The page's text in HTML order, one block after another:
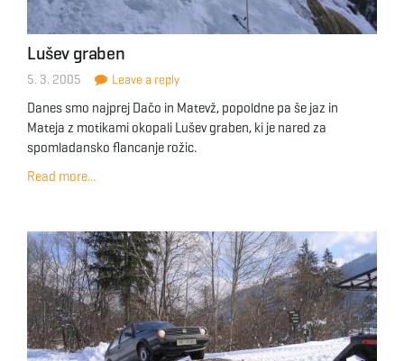
Lušev graben
5. 3. 2005 Leave a reply
Danes smo najprej Dačo in Matevž, popoldne pa še jaz in
Mateja z motikami okopali Lušev graben, ki je nared za
spomladansko flancanje rožic.
Read more...